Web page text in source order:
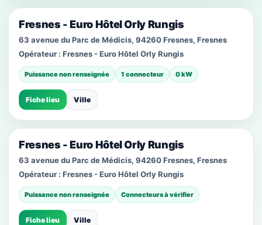
Fresnes - Euro Hôtel Orly Rungis
63 avenue du Parc de Médicis, 94260 Fresnes, Fresnes
Opérateur : Fresnes - Euro Hôtel Orly Rungis
Puissance non renseignée 1 connecteur 0 kW
Fiche lieu Ville
Fresnes - Euro Hôtel Orly Rungis
63 avenue du Parc de Médicis, 94260 Fresnes, Fresnes
Opérateur : Fresnes - Euro Hôtel Orly Rungis
Puissance non renseignée Connecteurs à vérifier
Fiche lieu Ville